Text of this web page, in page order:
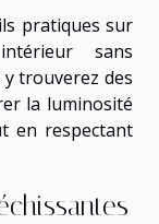
pratiques sur
sans
y trouverez des
la luminosité
en respectant